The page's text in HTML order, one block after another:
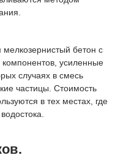
мелкозернистый бетон с
усиленные
случаях в смесь
частицы. Стоимость
в тех местах, где